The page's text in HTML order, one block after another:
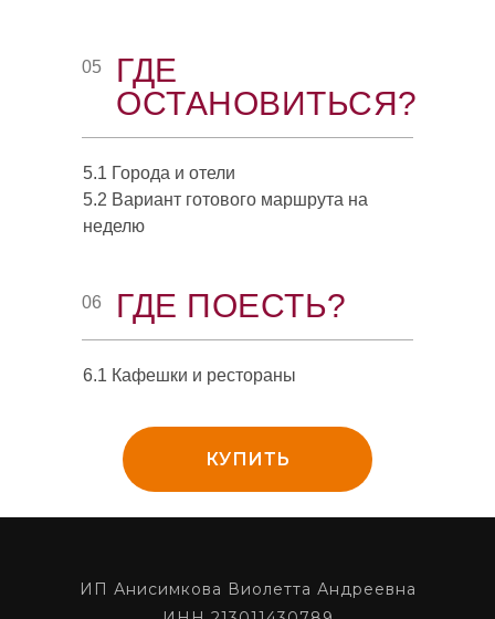
ГДЕ
ОСТАНОВИТЬСЯ?
5.1 Города и отели
5.2 Вариант готового маршрута на
неделю
05
ГДЕ ПОЕСТЬ?
6.1 Кафешки и рестораны
06
КУПИТЬ
ИП Анисимкова Виолетта Андреевна